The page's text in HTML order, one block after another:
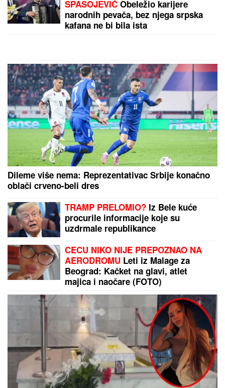
Ceca Ražnatović u LEŽERNOM
SRBIJU! (FOTO)
DRAGAN STANKOVIĆ DAO OGROMAN NOVAC ZA
GALA PROSLAVU Evo koja cifra je u pitanju - sve
PRONAĐEN AUTOMOBIL
OSUMNjIČENOG ŽDRALA:
Policija nastavlja da prikuplja dokaze o pokušaju
ubistva u Istočnom Sarajevu